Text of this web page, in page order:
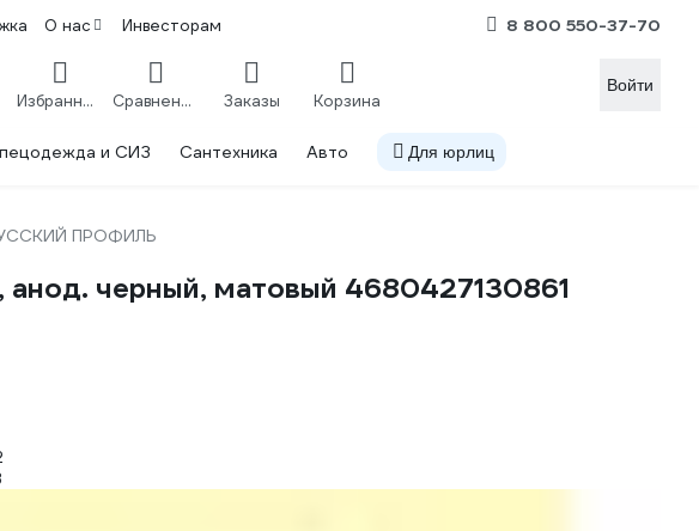
О нас Инвесторам 8 800 550-37-70
Избранное Сравнение Заказы Корзина
Войти
и СИЗ Сантехника Авто Для юрлиц
ПРОФИЛЬ
черный, матовый 4680427130861